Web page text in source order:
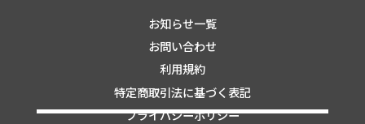
お知らせ一覧
お問い合わせ
利用規約
特定商取引法に基づく表記
プライバシーポリシー